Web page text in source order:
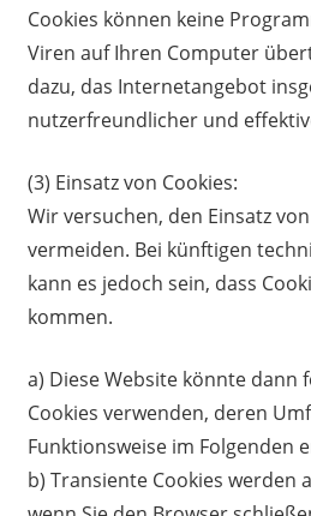
Cookies können keine
Viren auf Ihren Computer
dazu, das Internetangebot
nutzerfreundlicher und
(3) Einsatz von Cookies:
Wir versuchen, den Einsatz
vermeiden. Bei künftigen
kann es jedoch sein, dass
kommen.
a) Diese Website könnte dann
Cookies verwenden, deren
Funktionsweise im Folgenden
b) Transiente Cookies werden